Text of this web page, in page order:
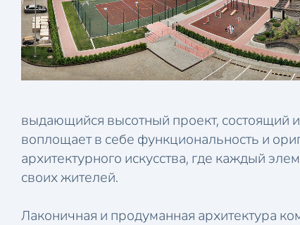
выдающийся высотный проект, состоящий
воплощает в себе функциональность и
архитектурного искусства, где каждый
своих жителей.
Лаконичная и продуманная архитектура